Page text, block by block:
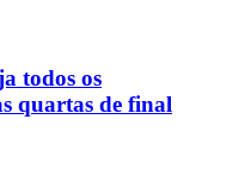
todos os
quartas de final